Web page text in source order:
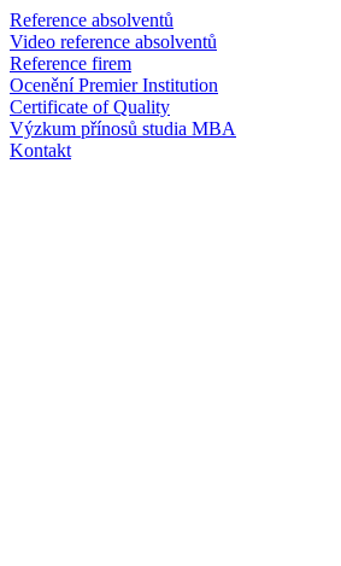
Reference absolventů
Video reference absolventů
Reference firem
Ocenění Premier Institution
Certificate of Quality
Výzkum přínosů studia MBA
Kontakt